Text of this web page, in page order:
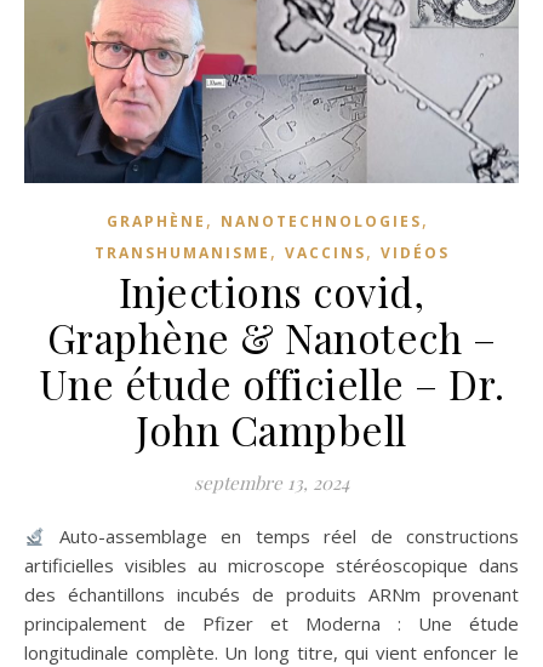
GRAPHÈNE , NANOTECHNOLOGIES,
TRANSHUMANISME , VACCINS, VIDÉOS
Injections covid,
Graphène & Nanotech –
Une étude officielle – Dr.
John Campbell
septembre 13, 2024
Auto-assemblage en temps réel de constructions
artificielles visibles au microscope stéréoscopique dans
des échantillons incubés de produits ARNm provenant
principalement de Pfizer et Moderna : Une étude
longitudinale complète. Un long titre, qui vient enfoncer le